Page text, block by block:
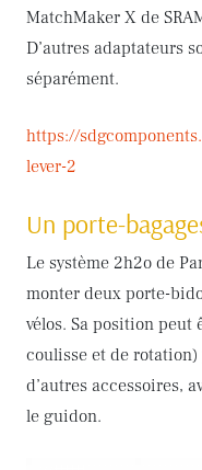
MatchMaker X de
D’autres adaptateurs
séparément.
https://
lever-2
Un porte-
Le système 2h2o de
monter deux porte-
vélos. Sa position peut
coulisse et de rotation)
d’autres accessoires,
le guidon.